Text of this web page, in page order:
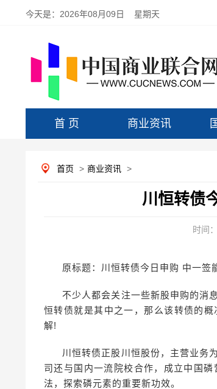
今天是： 2026年08月09日 星期天
首 页 商业资讯
首页 > 商业资讯 >
川恒转债
时间
原标题：川恒转债今日申购 中一签
不少人都会关注一些新股申购的消
恒转债就是其中之一，那么该转债的
解!
川恒转债正股川恒股份，主营业务
司还与国内一流院校合作，成立中国
法，探索磷元素的重要新功效。